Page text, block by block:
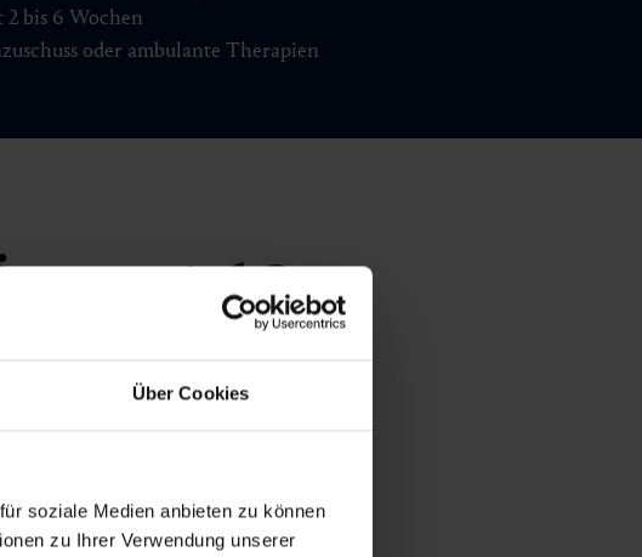
Über Cookies
soziale Medien anbieten zu können
zu Ihrer Verwendung unserer
2 bis 6 Wochen
oder ambulante Therapien
wenn ein medizinischer